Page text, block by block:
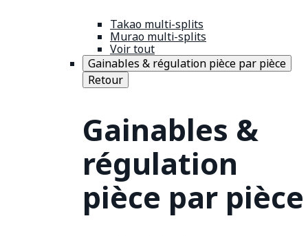
Takao multi-splits
Murao multi-splits
Voir tout
Gainables & régulation pièce par pièce
Retour
Gainables &
régulation
pièce par pièce